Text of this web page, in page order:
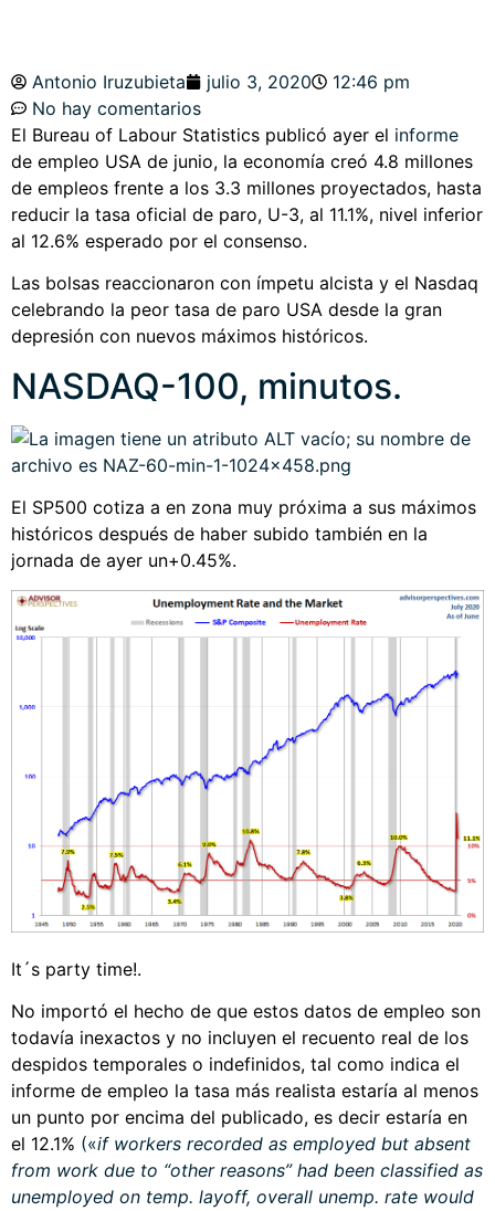
Antonio Iruzubieta julio 3, 2020
12:46 pm
No hay comentarios
El Bureau of Labour Statistics publicó ayer el informe
de empleo USA de junio, la economía creó 4.8 millones
de empleos frente a los 3.3 millones proyectados, hasta
reducir la tasa oficial de paro, U-3, al 11.1%, nivel inferior
al 12.6% esperado por el consenso.
Las bolsas reaccionaron con ímpetu alcista y el Nasdaq
celebrando la peor tasa de paro USA desde la gran
depresión con nuevos máximos históricos.
NASDAQ-100, minutos.
El SP500 cotiza a en zona muy próxima a sus máximos
históricos después de haber subido también en la
jornada de ayer un+0.45%.
It´s party time!.
No importó el hecho de que estos datos de empleo son
todavía inexactos y no incluyen el recuento real de los
despidos temporales o indefinidos, tal como indica el
informe de empleo la tasa más realista estaría al menos
un punto por encima del publicado, es decir estaría en
el 12.1% («if workers recorded as employed but absent
from work due to “other reasons” had been classified as
unemployed on temp. layoff, overall unemp. rate would